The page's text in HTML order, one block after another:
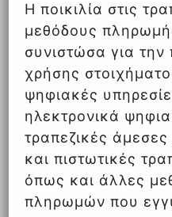
Η ποικιλία στις
μεθόδους
συνιστώσα για την
χρήσης
ψηφιακές
ηλεκτρονικά
τραπεζικές
και πιστωτικές
όπως και άλλες
πληρωμών που